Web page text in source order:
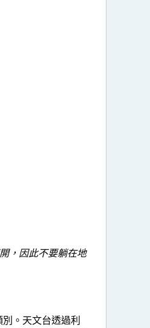
，因此不要躺在地
。天文台透過利